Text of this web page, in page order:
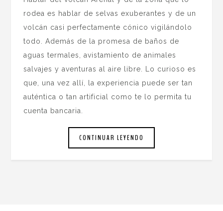
rodea es hablar de selvas exuberantes y de un
volcán casi perfectamente cónico vigilándolo
todo. Además de la promesa de baños de
aguas termales, avistamiento de animales
salvajes y aventuras al aire libre. Lo curioso es
que, una vez allí, la experiencia puede ser tan
auténtica o tan artificial como te lo permita tu
cuenta bancaria.
CONTINUAR LEYENDO